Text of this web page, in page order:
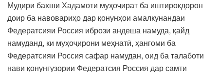
Мудири бахши Хадамоти муҳоҷират ба иштирокдорон
доир ба навовариҳо дар қонунҳои амалкунандаи
Федератсияи Россия ибрози андеша намуда, қайд
намуданд, ки муҳоҷирони меҳнатӣ, ҳангоми ба
Федератсияи Россия сафар намудан, оид ба талаботи
нави қонунгузории Федератсия Россия дар самти